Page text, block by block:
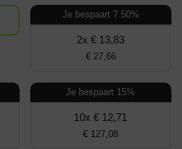
Je bespaart 7.50%
2x € 13,83
€ 27,66
Je bespaart 15%
10x € 12,71
€ 127,08